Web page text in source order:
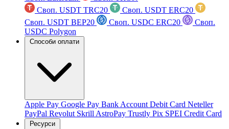
Своп. USDT TRC20
Своп. USDT ERC20
Своп. USDT BEP20
Своп. USDC ERC20
Своп.
USDC Polygon
Способи оплати
Apple Pay Google Pay Bank Account Debit Card Neteller
PayPal Revolut Skrill AstroPay Trustly Pix SPEI Credit Card
Ресурси